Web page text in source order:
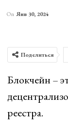
On Янв 30, 2024
Поделиться
Блокчейн –
реестра.